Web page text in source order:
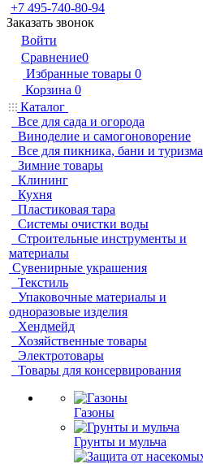
+7 495-740-80-94
Заказать звонок
Войти
Сравнение0
Избранные товары 0
Корзина 0
Каталог
Все для сада и огорода
Виноделие и самогоноворение
Все для пикника, бани и туризма
Зимние товары
Клининг
Кухня
Пластиковая тара
Системы очистки воды
Строительные инструменты и
материалы
Сувенирные украшения
Текстиль
Упаковочные материалы и
одноразовые изделия
Хендмейд
Хозяйственные товары
Электротовары
Товары для консервирования
Газоны
Грунты и мульча